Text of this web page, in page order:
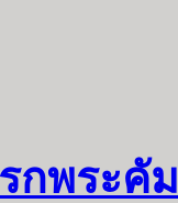
กพระคั